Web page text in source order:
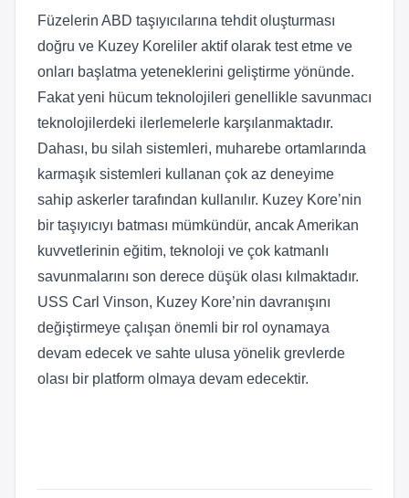
Füzelerin ABD taşıyıcılarına tehdit oluşturması
doğru ve Kuzey Koreliler aktif olarak test etme ve
onları başlatma yeteneklerini geliştirme yönünde.
Fakat yeni hücum teknolojileri genellikle savunmacı
teknolojilerdeki ilerlemelerle karşılanmaktadır.
Dahası, bu silah sistemleri, muharebe ortamlarında
karmaşık sistemleri kullanan çok az deneyime
sahip askerler tarafından kullanılır. Kuzey Kore’nin
bir taşıyıcıyı batması mümkündür, ancak Amerikan
kuvvetlerinin eğitim, teknoloji ve çok katmanlı
savunmalarını son derece düşük olası kılmaktadır.
USS Carl Vinson, Kuzey Kore’nin davranışını
değiştirmeye çalışan önemli bir rol oynamaya
devam edecek ve sahte ulusa yönelik grevlerde
olası bir platform olmaya devam edecektir.